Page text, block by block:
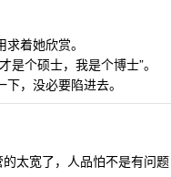
着她欣赏。
是个硕士，我是个博士”。
，没必要陷进去。
太宽了，人品怕不是有问